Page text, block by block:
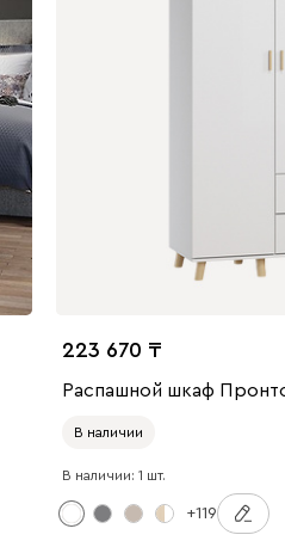
223 670
Распашной шкаф
В наличии
В наличии: 1 шт.
+119